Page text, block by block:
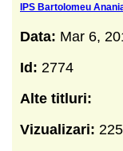
IPS Bartolomeu
Data: Mar 6,
Id: 2774
Alte titluri:
Vizualizari: